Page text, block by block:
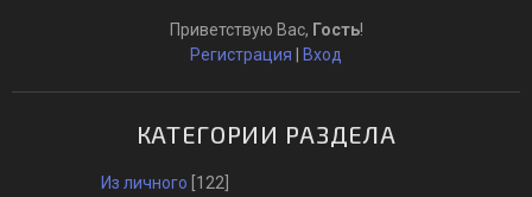
Приветствую Вас, Гость!
Регистрация
Вход
КАТЕГОРИИ РАЗДЕЛА
Из личного [122]